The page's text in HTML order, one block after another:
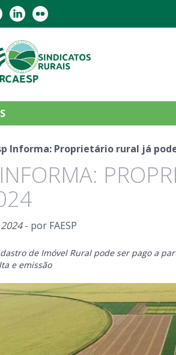
Informa: Proprietário rural já
- por FAESP
de Imóvel Rural pode ser pago a
e emissão